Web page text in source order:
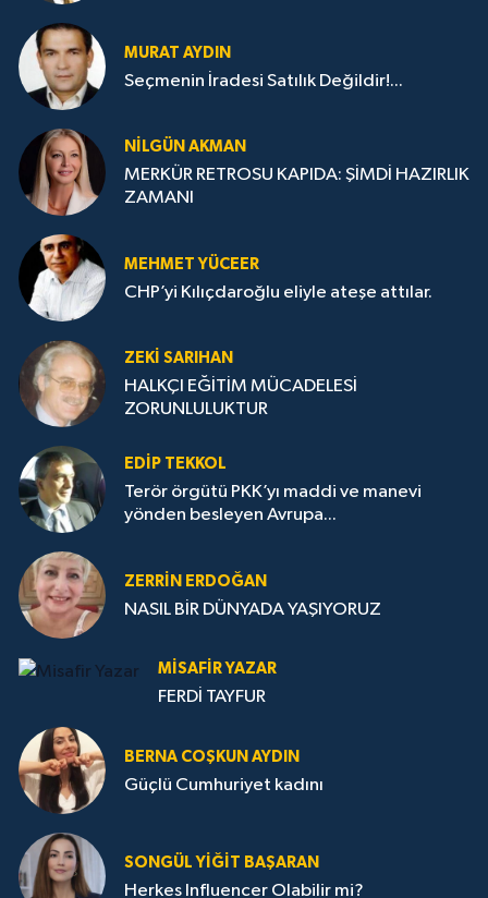
MURAT AYDIN
Seçmenin İradesi Satılık Değildir!...
NILGÜN AKMAN
MERKÜR RETROSU KAPIDA: ŞİMDİ HAZIRLIK
ZAMANI
MEHMET YÜCEER
CHP’yi Kılıçdaroğlu eliyle ateşe attılar.
ZEKI SARIHAN
HALKÇI EĞİTİM MÜCADELESİ
ZORUNLULUKTUR
EDIP TEKKOL
Terör örgütü PKK’yı maddi ve manevi
yönden besleyen Avrupa...
ZERRIN ERDOĞAN
NASIL BİR DÜNYADA YAŞIYORUZ
MISAFIR YAZAR
FERDİ TAYFUR
BERNA COŞKUN AYDIN
Güçlü Cumhuriyet kadını
SONGÜL YIĞIT BAŞARAN
Herkes Influencer Olabilir mi?